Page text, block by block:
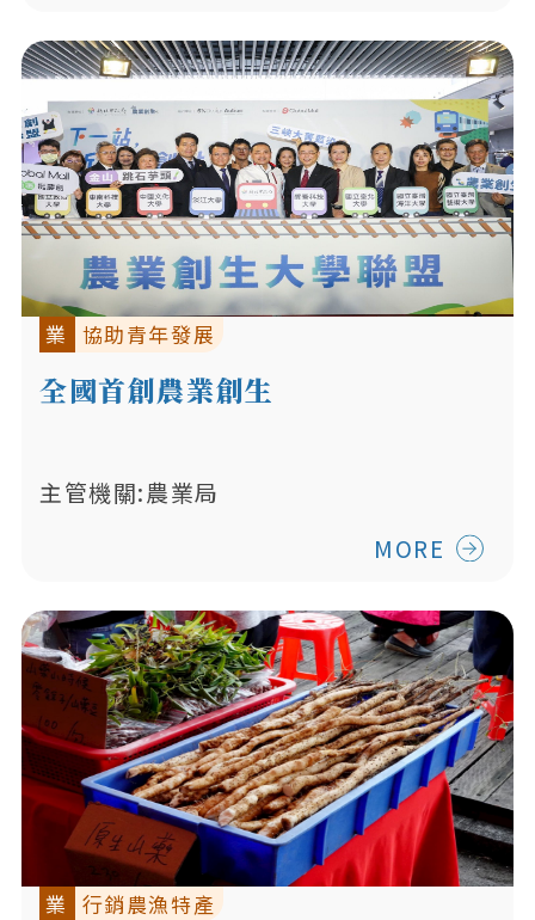
業 協助青年發展
全國首創農業創生
主管機關:農業局
MORE
業 行銷農漁特產